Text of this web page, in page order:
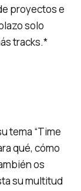
proyectos e
solo
tracks.*
tema “Time
qué, cómo
os
su multitud